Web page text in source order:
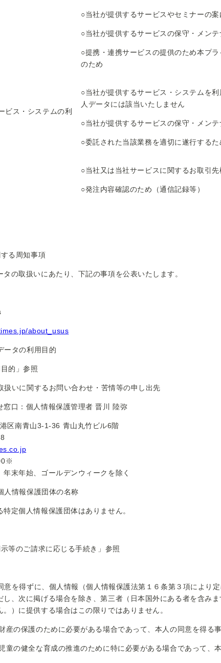
○当社が提供するサービスやセミナーの案
○当社が提供するサービスの保守・メン
○提携・連携サービスの提供のため本プ
のため
ビス・システムの利
○当社が提供するサービス・システムを
人データには該当いたしません
○当社が提供するサービスの保守・メン
○委託された当該業務を適切に遂行するた
○当社又は当社サービスに関するお取引
○発注内容確認のため（通信記録等）
る周知事項
の取扱いにあたり、下記の事項を公表いたします。
about_usus
ータの利用目的
的」参照
扱いに関するお問い合わせ・苦情等の申し出先
口：個人情報保護管理者 晋川 陸弥
南青山3-1-36 青山丸竹ビル6階
末年始、ゴールデンウィークを除く
人情報保護団体の名称
定個人情報保護団体はありません。
等のご請求に応じる手続き」参照
意を得ずに、個人情報（個人情報保護法第１６条第３項により
し、次に掲げる場合を除き、第三者（日本国外にある者を含み
）に提供する場合はこの限りではありません。
産の保護のために必要がある場合であって、本人の同意を得る
童の健全な育成の推進のために特に必要がある場合であって、